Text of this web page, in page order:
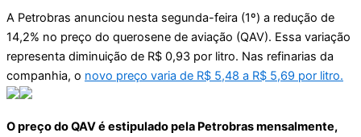
A Petrobras anunciou nesta segunda-feira (1º) a redução de
14,2% no preço do querosene de aviação (QAV). Essa variação
representa diminuição de R$ 0,93 por litro. Nas refinarias da
companhia, o novo preço varia de R$ 5,48 a R$ 5,69 por litro.
O preço do QAV é estipulado pela Petrobras mensalmente,